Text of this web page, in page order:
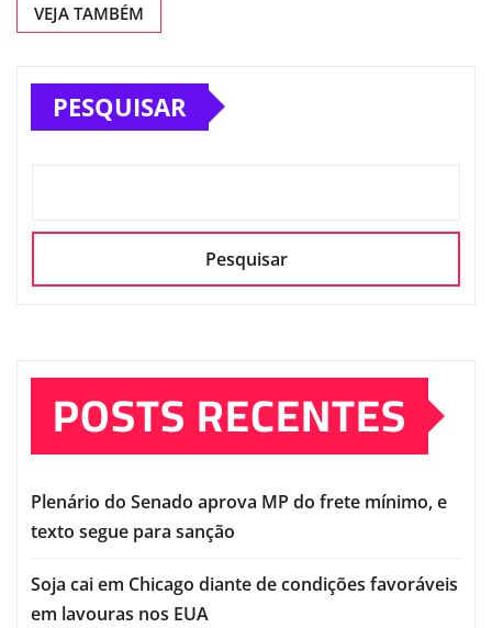
VEJA TAMBÉM
PESQUISAR
Pesquisar
POSTS RECENTES
Plenário do Senado aprova MP do frete mínimo, e
texto segue para sanção
Soja cai em Chicago diante de condições favoráveis
em lavouras nos EUA